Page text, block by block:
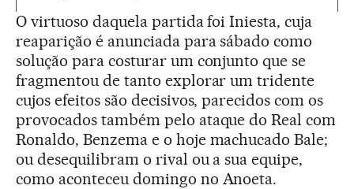
O virtuoso daquela partida foi Iniesta, cuja
reaparição é anunciada para sábado como
solução para costurar um conjunto que se
fragmentou de tanto explorar um tridente
cujos efeitos são decisivos, parecidos com os
provocados também pelo ataque do Real com
Ronaldo, Benzema e o hoje machucado Bale;
ou desequilibram o rival ou a sua equipe,
como aconteceu domingo no Anoeta.